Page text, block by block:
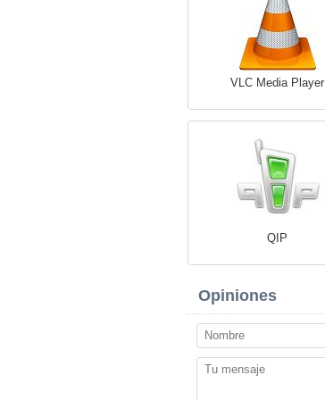
VLC Media Player
QIP
Opiniones